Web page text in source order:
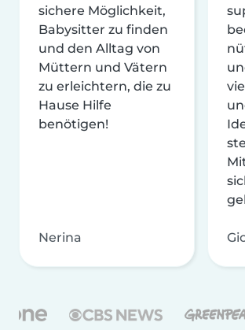
sichere Möglichkeit,
Babysitter zu finden
und den Alltag von
Müttern und Vätern
zu erleichtern, die zu
Hause Hilfe
benötigen!
Nerina